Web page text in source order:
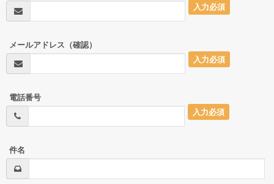
入力必須
メールアドレス（確認）
入力必須
電話番号
入力必須
件名